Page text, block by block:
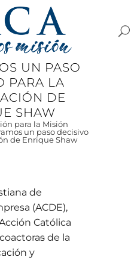
UN PASO
PARA LA
DE
SHAW
para la Misión
un paso decisivo
de Enrique Shaw
de
(ACDE),
Católica
s de la
y